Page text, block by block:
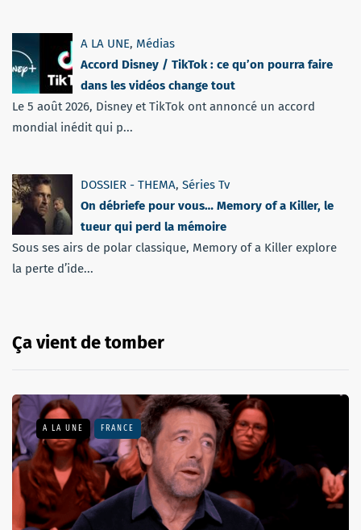
A LA UNE, Médias
Accord Disney / TikTok : ce qu’on pourra faire
dans les vidéos change tout
Le 5 août 2026, Disney et TikTok ont annoncé un accord
mondial inédit qui p...
DOSSIER - THEMA, Séries Tv
On débriefe pour vous… Memory of a Killer, le
tueur qui perd la mémoire
Sous ses airs de polar classique, Memory of a Killer explore
la perte d’ide...
Ça vient de tomber
A LA UNE FRANCE